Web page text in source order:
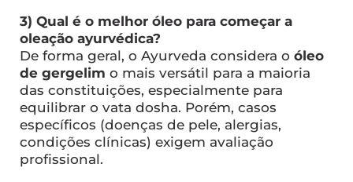
3) Qual é o melhor óleo para começar a
oleação ayurvédica?
De forma geral, o Ayurveda considera o óleo
de gergelim o mais versátil para a maioria
das constituições, especialmente para
equilibrar o vata dosha. Porém, casos
específicos (doenças de pele, alergias,
condições clínicas) exigem avaliação
profissional.